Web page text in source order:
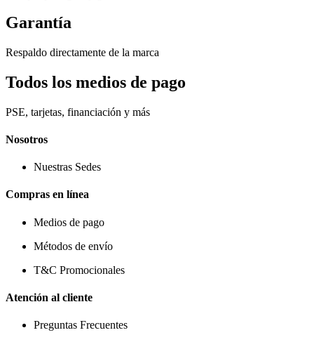
Garantía
Respaldo directamente de la marca
Todos los medios de pago
PSE, tarjetas, financiación y más
Nosotros
Nuestras Sedes
Compras en línea
Medios de pago
Métodos de envío
T&C Promocionales
Atención al cliente
Preguntas Frecuentes